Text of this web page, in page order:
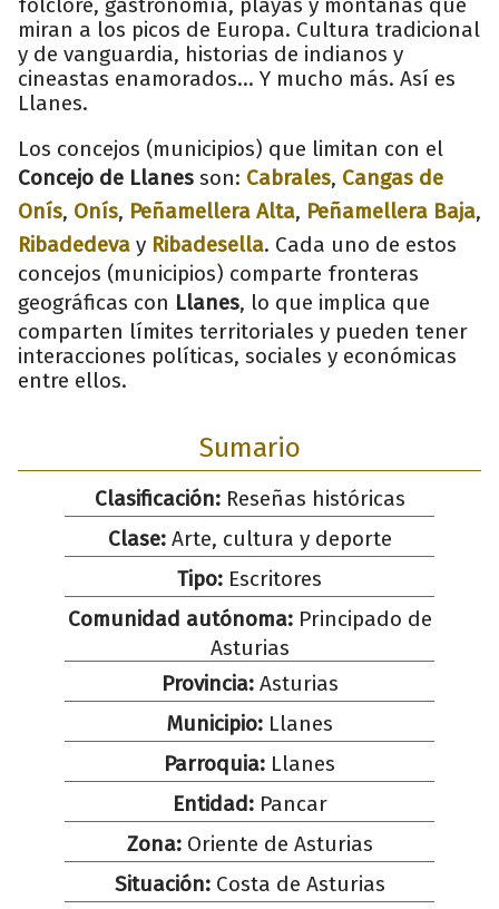
miran a los picos de Europa. Cultura tradicional
y de vanguardia, historias de indianos y
cineastas enamorados... Y mucho más. Así es
Llanes.
Los concejos (municipios) que limitan con el
Concejo de Llanes son: Cabrales, Cangas de
Onís, Onís, Peñamellera Alta, Peñamellera Baja,
Ribadedeva y Ribadesella. Cada uno de estos
concejos (municipios) comparte fronteras
geográficas con Llanes, lo que implica que
comparten límites territoriales y pueden tener
interacciones políticas, sociales y económicas
entre ellos.
Sumario
Clasificación:Reseñas históricas
Clase:Arte, cultura y deporte
Tipo: Escritores
Comunidad autónoma:Principado de
Asturias
Provincia:Asturias
Municipio: Llanes
Parroquia: Llanes
Entidad:Pancar
Zona:Oriente de Asturias
Situación:Costa de Asturias